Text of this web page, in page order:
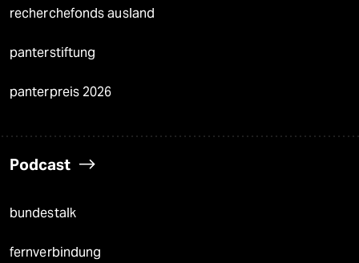
recherchefonds ausland
panterstiftung
panterpreis 2026
Podcast
bundestalk
fernverbindung